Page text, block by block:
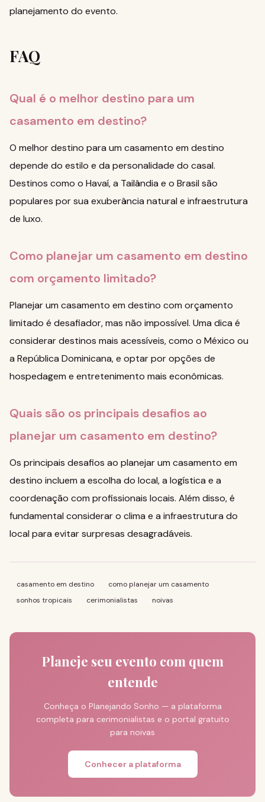
planejamento do evento.
FAQ
Qual é o melhor destino para um
casamento em destino?
O melhor destino para um casamento em destino
depende do estilo e da personalidade do casal.
Destinos como o Havaí, a Tailândia e o Brasil são
populares por sua exuberância natural e infraestrutura
de luxo.
Como planejar um casamento em destino
com orçamento limitado?
Planejar um casamento em destino com orçamento
limitado é desafiador, mas não impossível. Uma dica é
considerar destinos mais acessíveis, como o México ou
a República Dominicana, e optar por opções de
hospedagem e entretenimento mais econômicas.
Quais são os principais desafios ao
planejar um casamento em destino?
Os principais desafios ao planejar um casamento em
destino incluem a escolha do local, a logística e a
coordenação com profissionais locais. Além disso, é
fundamental considerar o clima e a infraestrutura do
local para evitar surpresas desagradáveis.
casamento em destino
como planejar um casamento
sonhos tropicais
cerimonialistas noivas
Planeje seu evento com quem
entende
Conheça o Planejando Sonho — a plataforma
completa para cerimonialistas e o portal gratuito
para noivas
Conhecer a plataforma